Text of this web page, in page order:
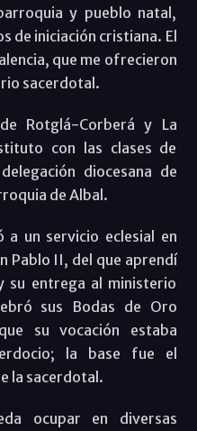
y pueblo natal,
de iniciación cristiana. El
que me ofrecieron
sacerdotal.
Rotglá-Corberá y La
con las clases de
diocesana de
de Albal.
a un servicio eclesial en
Pablo II, del que aprendí
su entrega al ministerio
sus Bodas de Oro
su vocación estaba
la base fue el
la sacerdotal.
ocupar en diversas